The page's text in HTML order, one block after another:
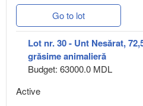
Go to lot
Lot nr. 30 - Unt Nesărat,
grăsime animalieră
Budget: 63000.0 MDL
Active